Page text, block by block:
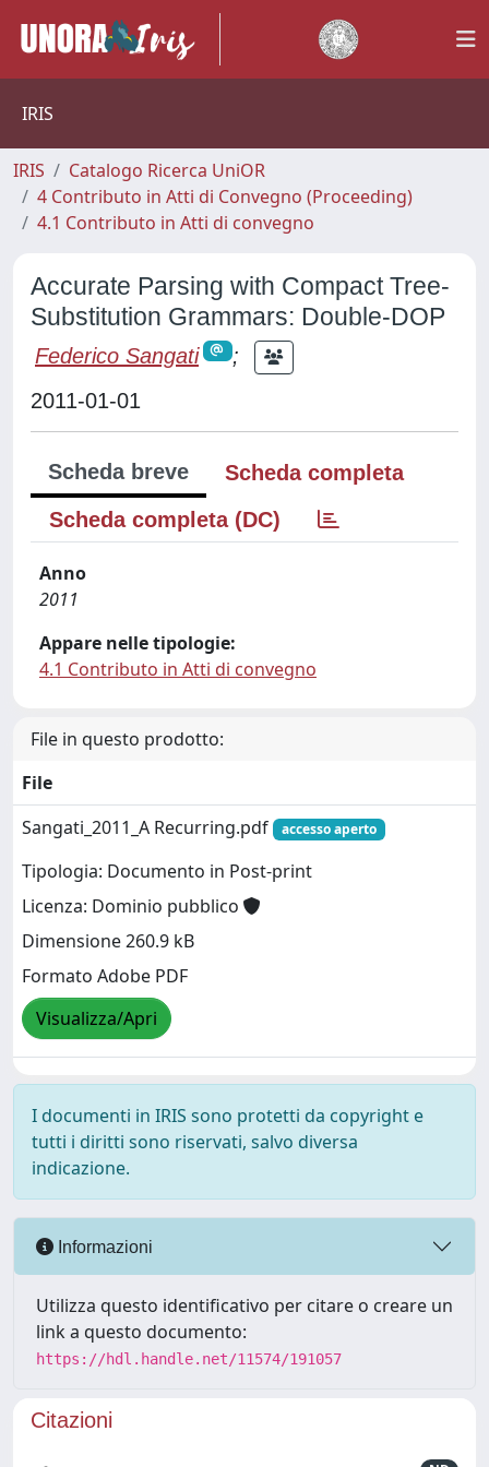
IRIS
IRIS
Catalogo Ricerca UniOR
4 Contributo in Atti di Convegno (Proceeding)
4.1 Contributo in Atti di convegno
Accurate Parsing with Compact Tree-
Substitution Grammars: Double-DOP
Federico Sangati
;
2011-01-01
Scheda breve
Scheda completa
Scheda completa (DC)
Anno
2011
Appare nelle tipologie:
4.1 Contributo in Atti di convegno
File in questo prodotto:
File
Sangati_2011_A Recurring.pdf
accesso aperto
Tipologia: Documento in Post-print
Licenza: Dominio pubblico
Dimensione 260.9 kB
Formato Adobe PDF
Visualizza/Apri
I documenti in IRIS sono protetti da copyright e
tutti i diritti sono riservati, salvo diversa
indicazione.
Informazioni
Utilizza questo identificativo per citare o creare un
link a questo documento:
https://hdl.handle.net/11574/191057
Citazioni